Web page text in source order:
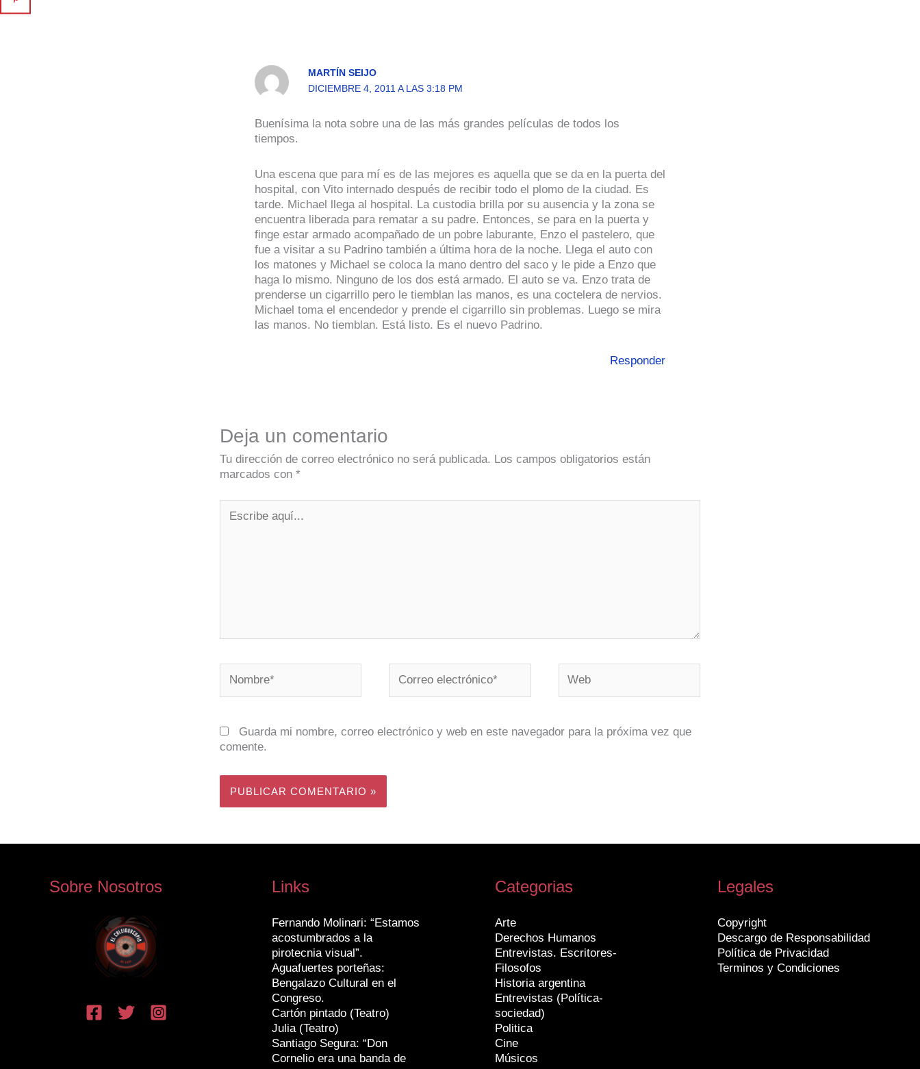
MARTÍN SEIJO
DICIEMBRE 4, 2011 A LAS 3:18 PM
Buenísima la nota sobre una de las más grandes películas de todos los
tiempos.
Una escena que para mí es de las mejores es aquella que se da en la puerta del
hospital, con Vito internado después de recibir todo el plomo de la ciudad. Es
tarde. Michael llega al hospital. La custodia brilla por su ausencia y la zona se
encuentra liberada para rematar a su padre. Entonces, se para en la puerta y
finge estar armado acompañado de un pobre laburante, Enzo el pastelero, que
fue a visitar a su Padrino también a última hora de la noche. Llega el auto con
los matones y Michael se coloca la mano dentro del saco y le pide a Enzo que
haga lo mismo. Ninguno de los dos está armado. El auto se va. Enzo trata de
prenderse un cigarrillo pero le tiemblan las manos, es una coctelera de nervios.
Michael toma el encendedor y prende el cigarrillo sin problemas. Luego se mira
las manos. No tiemblan. Está listo. Es el nuevo Padrino.
Responder
Deja un comentario
Tu dirección de correo electrónico no será publicada. Los campos obligatorios están
marcados con *
aquí...
electrónico*
Guarda mi nombre, correo electrónico y web en este navegador para la próxima vez que
comente.
Sobre Nosotros Links
Fernando Molinari: “Estamos
acostumbrados a la
pirotecnia visual”.
Aguafuertes porteñas:
Bengalazo Cultural en el
Congreso.
Cartón pintado (Teatro)
Julia (Teatro)
Santiago Segura: “Don
Cornelio era una banda de
Categorias
Arte
Derechos Humanos
Entrevistas. Escritores-
Filosofos
Historia argentina
Entrevistas (Política-
sociedad)
Politica
Cine
Músicos
Legales
Copyright
Descargo de Responsabilidad
Política de Privacidad
Terminos y Condiciones